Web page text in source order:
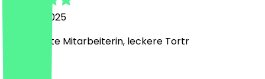
20. April 2025
Super nette Mitarbeiterin, leckere Tortr